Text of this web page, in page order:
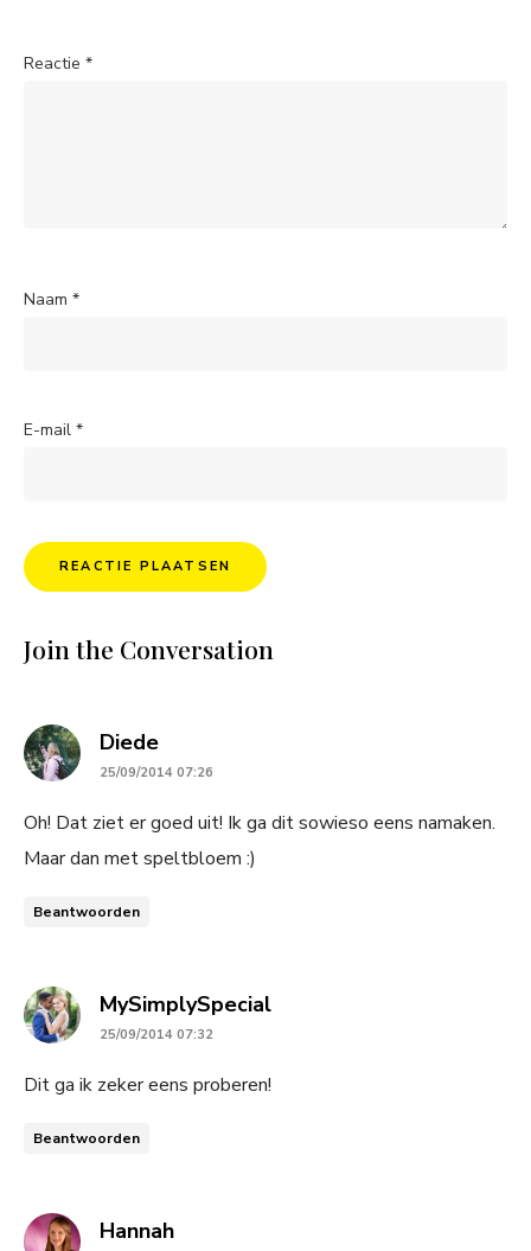
Reactie *
Naam *
E-mail *
Join the Conversation
Diedesays:
25/09/2014 07:26
Oh! Dat ziet er goed uit! Ik ga dit sowieso eens namaken.
Maar dan met speltbloem :)
Beantwoorden
MySimplySpecialsays:
25/09/2014 07:32
Dit ga ik zeker eens proberen!
Beantwoorden
Hannahsays: